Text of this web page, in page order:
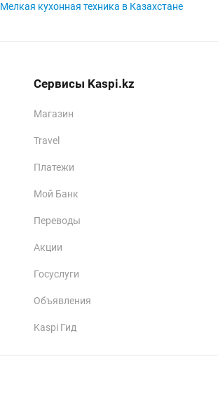
Мелкая кухонная техника в Казахстане
Сервисы Kaspi.kz
Магазин
Travel
Платежи
Мой Банк
Переводы
Акции
Госуслуги
Объявления
Kaspi Гид